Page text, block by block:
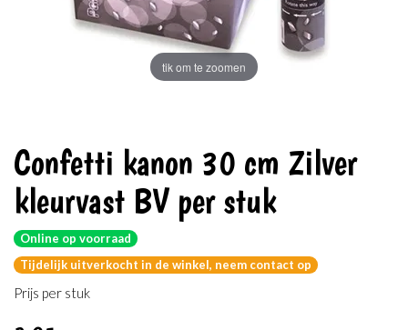
tik om te zoomen
Confetti kanon 30 cm Zilver
kleurvast BV per stuk
Online op voorraad
Tijdelijk uitverkocht in de winkel, neem contact op
Prijs per stuk